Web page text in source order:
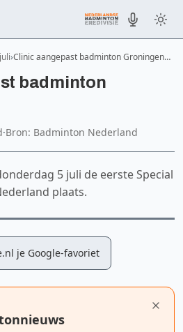
juli Clinic aangepast badminton Groningen…
badminton
·Bron: Badminton Nederland
5 juli de eerste Special
plaats.
je Google-favoriet